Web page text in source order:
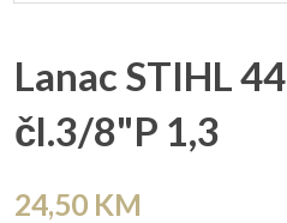
Lanac STIHL 44
čl.3/8"P 1,3
24,50 KM